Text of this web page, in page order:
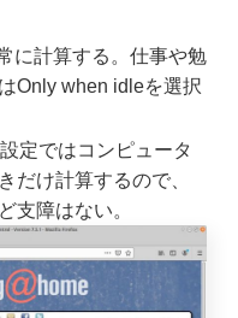
に計算する。仕事や勉
Only when idleを選択
定ではコンピュータ
だけ計算するので、
支障はない。